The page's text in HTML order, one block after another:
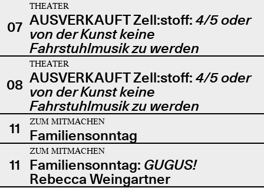
07
THEATER
AUSVERKAUFT Zell:stoff: 4/5 oder
von der Kunst keine
Fahrstuhlmusik zu werden
08
THEATER
AUSVERKAUFT Zell:stoff: 4/5 oder
von der Kunst keine
Fahrstuhlmusik zu werden
11
ZUM MITMACHEN
Familiensonntag
11
ZUM MITMACHEN
Familiensonntag: GUGUS!
Rebecca Weingartner